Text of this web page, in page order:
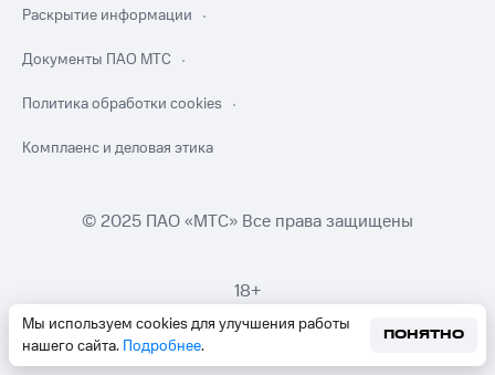
Мы используем cookies для улучшения работы
нашего сайта. Подробнее.
ПОНЯТНО
Раскрытие информации
Документы ПАО МТС
Политика обработки cookies
Комплаенс и деловая этика
© 2025 ПАО «МТС» Все права защищены
18+